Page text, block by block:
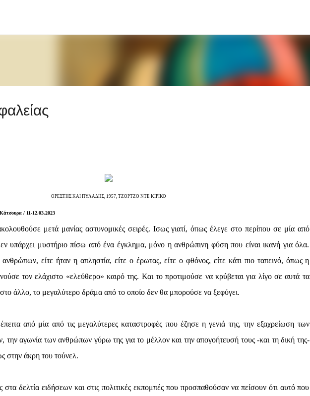
ΟΡΕΣΤΗΣ ΚΑΙ ΠΥΛΑΔΗΣ, 1957, ΤΖΟΡΤΖΟ ΝΤΕ ΚΙΡΙΚΟ
/ 11-12.03.2023
μετά μανίας αστυνομικές σειρές. Ισως γιατί, όπως έλεγε στο περίπου σε μία από
υπάρχει μυστήριο πίσω από ένα έγκλημα, μόνο η ανθρώπινη φύση που είναι ικανή για όλα.
είτε ήταν η απληστία, είτε ο έρωτας, είτε ο φθόνος, είτε κάτι πιο ταπεινό, όπως η
τον ελάχιστο «ελεύθερο» καιρό της. Και το προτιμούσε να κρύβεται για λίγο σε αυτά τα
άλλο, το μεγαλύτερο δράμα από το οποίο δεν θα μπορούσε να ξεφύγει.
από μία από τις μεγαλύτερες καταστροφές που έζησε η γενιά της, την εξαχρείωση των
την αγωνία των ανθρώπων γύρω της για το μέλλον και την απογοήτευσή τους -και τη δική της-
στην άκρη του τούνελ.
δελτία ειδήσεων και στις πολιτικές εκπομπές που προσπαθούσαν να πείσουν ότι αυτό που